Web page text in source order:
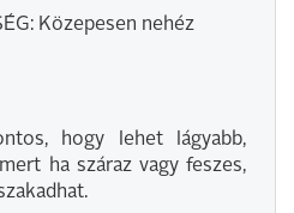
Közepesen nehéz
hogy lehet lágyabb,
ha száraz vagy feszes,